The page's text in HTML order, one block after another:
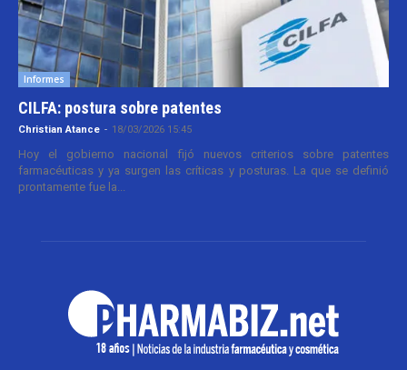
Informes
CILFA: postura sobre patentes
Christian Atance - 18/03/2026 15:45
Hoy el gobierno nacional fijó nuevos criterios sobre patentes
farmacéuticas y ya surgen las críticas y posturas. La que se definió
prontamente fue la...